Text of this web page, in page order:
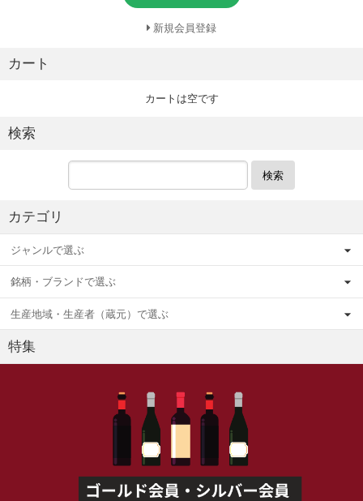
新規会員登録
カート
カートは空です
検索
検索
カテゴリ
ジャンルで選ぶ
銘柄・ブランドで選ぶ
生産地域・生産者（蔵元）で選ぶ
特集